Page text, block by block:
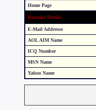
Home Page
Kontakt Details
E-Mail Addresse
AOL AIM Name
ICQ Number
MSN Name
Yahoo Name